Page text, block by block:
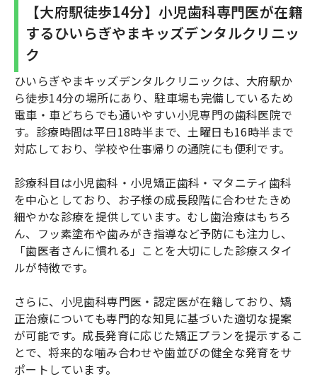
【大府駅徒歩14分】小児歯科専門医が在籍
するひいらぎやまキッズデンタルクリニッ
ク
ひいらぎやまキッズデンタルクリニックは、大府駅か
ら徒歩14分の場所にあり、駐車場も完備しているため
電車・車どちらでも通いやすい小児専門の歯科医院で
す。診療時間は平日18時半まで、土曜日も16時半まで
対応しており、学校や仕事帰りの通院にも便利です。
診療科目は小児歯科・小児矯正歯科・マタニティ歯科
を中心としており、お子様の成長段階に合わせたきめ
細やかな診療を提供しています。むし歯治療はもちろ
ん、フッ素塗布や歯みがき指導など予防にも注力し、
「歯医者さんに慣れる」ことを大切にした診療スタイ
ルが特徴です。
さらに、小児歯科専門医・認定医が在籍しており、矯
正治療についても専門的な知見に基づいた適切な提案
が可能です。成長発育に応じた矯正プランを提示するこ
とで、将来的な噛み合わせや歯並びの健全な発育をサ
ポートしています。